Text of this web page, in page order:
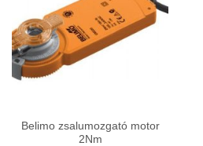
Belimo zsalumozgató motor
2Nm